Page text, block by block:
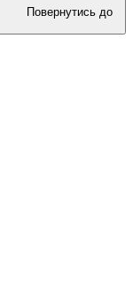
Повернутись до